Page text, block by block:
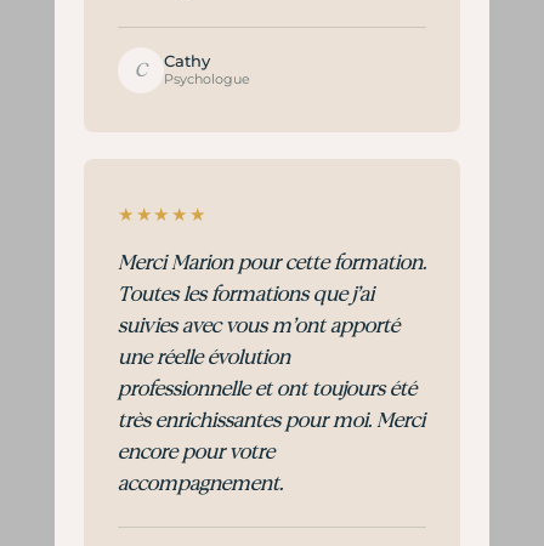
C Cathy
Psychologue
★★★★★
Merci Marion pour cette formation.
Toutes les formations que j’ai
suivies avec vous m’ont apporté
une réelle évolution
professionnelle et ont toujours été
très enrichissantes pour moi. Merci
encore pour votre
accompagnement.